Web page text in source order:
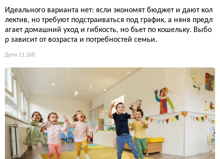
Идеального варианта нет: ясли экономят бюджет и дают кол
лектив, но требуют подстраиваться под график, а няня предл
агает домашний уход и гибкость, но бьет по кошельку. Выбо
р зависит от возраста и потребностей семьи.
Дети 11 268